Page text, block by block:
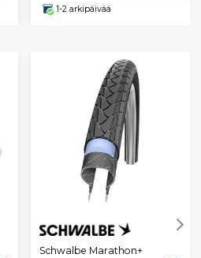
1-2 arkipäivää
Schwalbe Marathon+